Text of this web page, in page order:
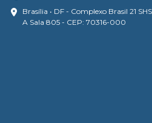
Brasília • DF - Complexo Brasil 21
A Sala 805 - CEP: 70316-000